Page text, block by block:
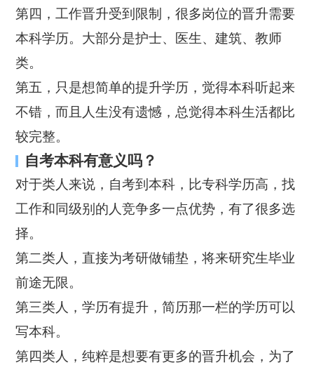
第四，工作晋升受到限制，很多岗位的晋升需要
本科学历。大部分是护士、医生、建筑、教师
类。
第五，只是想简单的提升学历，觉得本科听起来
不错，而且人生没有遗憾，总觉得本科生活都比
较完整。
自考本科有意义吗？
对于类人来说，自考到本科，比专科学历高，找
工作和同级别的人竞争多一点优势，有了很多选
择。
第二类人，直接为考研做铺垫，将来研究生毕业
前途无限。
第三类人，学历有提升，简历那一栏的学历可以
写本科。
第四类人，纯粹是想要有更多的晋升机会，为了